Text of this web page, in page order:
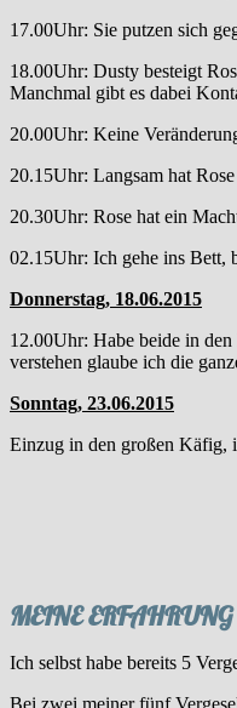
17.00Uhr: Sie putzen sich
18.00Uhr: Dusty besteigt
Manchmal gibt es dabei
20.00Uhr: Keine
20.15Uhr: Langsam hat
20.30Uhr: Rose hat ein
02.15Uhr: Ich gehe ins Bett,
Donnerstag, 18.06.2015
12.00Uhr: Habe beide in
verstehen glaube ich die
Sonntag, 23.06.2015
Einzug in den großen Käfig,
MEINE ERFAHRUNG
Ich selbst habe bereits 5
Bei zwei meiner fünf